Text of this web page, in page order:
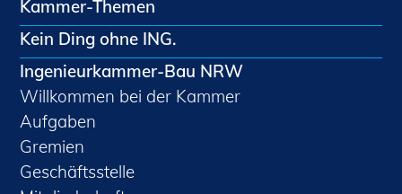
Kammer-Themen
Kein Ding ohne ING.
Ingenieurkammer-Bau NRW
Willkommen bei der Kammer
Aufgaben
Gremien
Geschäftsstelle